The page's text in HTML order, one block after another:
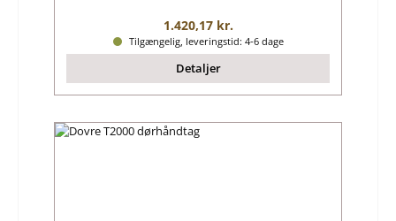
Almindelig pris:
1.420,17 kr.
Tilgængelig, leveringstid: 4-6 dage
Detaljer